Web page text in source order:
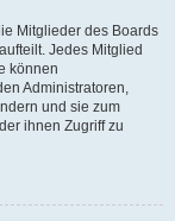
Mitglieder des Boards
Jedes Mitglied
können
Administratoren,
und sie zum
ihnen Zugriff zu